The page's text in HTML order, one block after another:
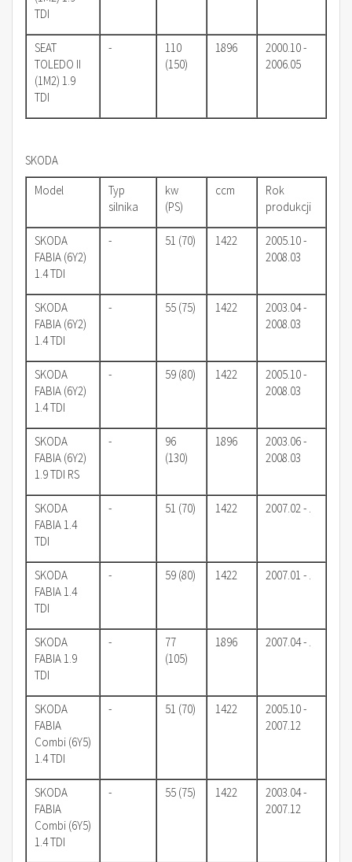
TDI
SEAT
TOLEDO II
(1M2) 1.9
TDI
-
110
(150)
1896
2000.10 -
2006.05
SKODA
Model
Typ
silnika
kw
(PS)
ccm
Rok
produkcji
SKODA
FABIA (6Y2)
1.4 TDI
- 51 (70) 1422
2005.10 -
2008.03
SKODA
FABIA (6Y2)
1.4 TDI
- 55 (75) 1422
2003.04 -
2008.03
SKODA
FABIA (6Y2)
1.4 TDI
- 59 (80) 1422
2005.10 -
2008.03
SKODA
FABIA (6Y2)
1.9 TDI RS
-
96
(130)
1896
2003.06 -
2008.03
SKODA
FABIA 1.4
TDI
- 51 (70) 1422 2007.02 - .
SKODA
FABIA 1.4
TDI
- 59 (80) 1422 2007.01 - .
SKODA
FABIA 1.9
TDI
-
77
(105)
1896 2007.04 - .
SKODA
FABIA
Combi (6Y5)
1.4 TDI
- 51 (70) 1422
2005.10 -
2007.12
SKODA
FABIA
Combi (6Y5)
1.4 TDI
- 55 (75) 1422
2003.04 -
2007.12